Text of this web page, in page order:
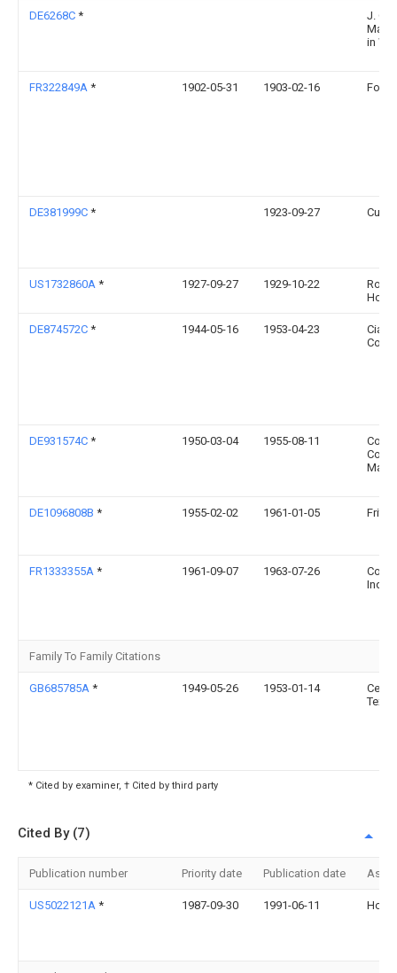
DE6268C *
J. C.
in
FR322849A * 1902-05-31 1903-02-16
DE381999C * 1923-09-27 Curt
US1732860A * 1927-09-27 1929-10-22
DE874572C * 1944-05-16 1953-04-23
Cia
DE931574C * 1950-03-04 1955-08-11
Cook
DE1096808B * 1955-02-02 1961-01-05 Fritz
FR1333355A * 1961-09-07 1963-07-26
Ind
Family To Family Citations
GB685785A * 1949-05-26 1953-01-14
* Cited by examiner, † Cited by third party
Cited By (7)
Publication number Priority date Publication date
US5022121A * 1987-09-30 1991-06-11